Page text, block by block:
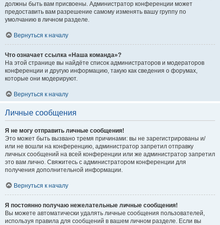
должны быть вам присвоены. Администратор конференции может
предоставить вам разрешение самому изменять вашу группу по
умолчанию в личном разделе.
Вернуться к началу
Что означает ссылка «Наша команда»?
На этой странице вы найдёте список администраторов и модераторов
конференции и другую информацию, такую как сведения о форумах,
которые они модерируют.
Вернуться к началу
Личные сообщения
Я не могу отправить личные сообщения!
Это может быть вызвано тремя причинами: вы не зарегистрированы и/
или не вошли на конференцию, администратор запретил отправку
личных сообщений на всей конференции или же администратор запретил
это вам лично. Свяжитесь с администратором конференции для
получения дополнительной информации.
Вернуться к началу
Я постоянно получаю нежелательные личные сообщения!
Вы можете автоматически удалять личные сообщения пользователей,
используя правила для сообщений в вашем личном разделе. Если вы